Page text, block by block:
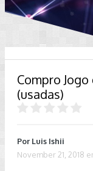
Compro Jogo
(usadas)
Por Luis Ishii
November 21, 2018